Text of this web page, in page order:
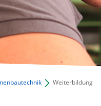
Weiterbildung